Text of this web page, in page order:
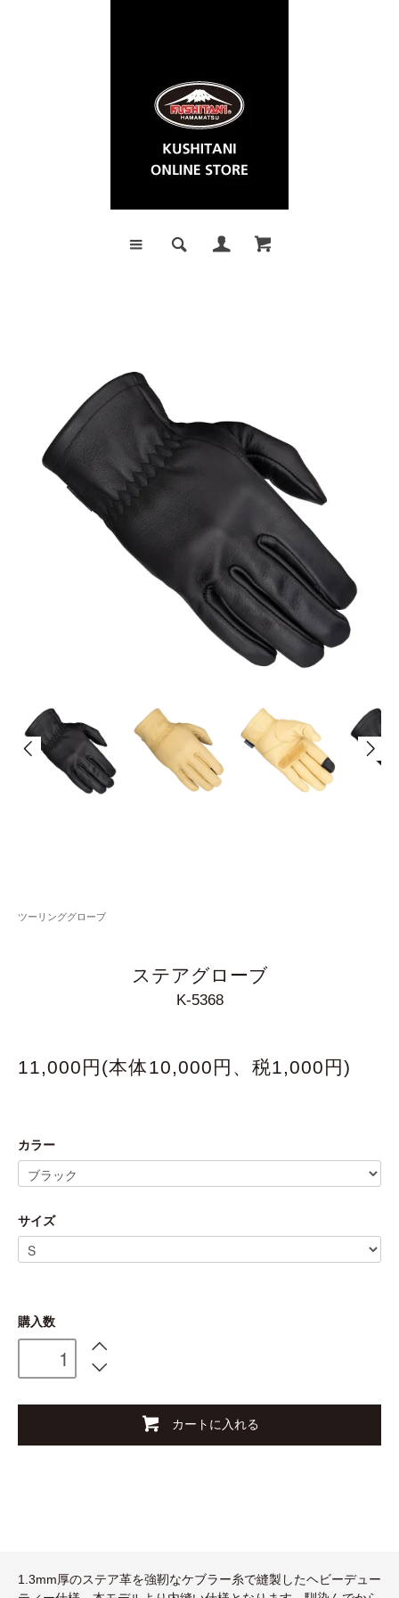
ツーリンググローブ
ステアグローブ
K-5368
11,000円(本体10,000円、税1,000円)
カラー
サイズ
購入数
カートに入れる
1.3mm厚のステア革を強靭なケブラー糸で縫製したヘビーデュー